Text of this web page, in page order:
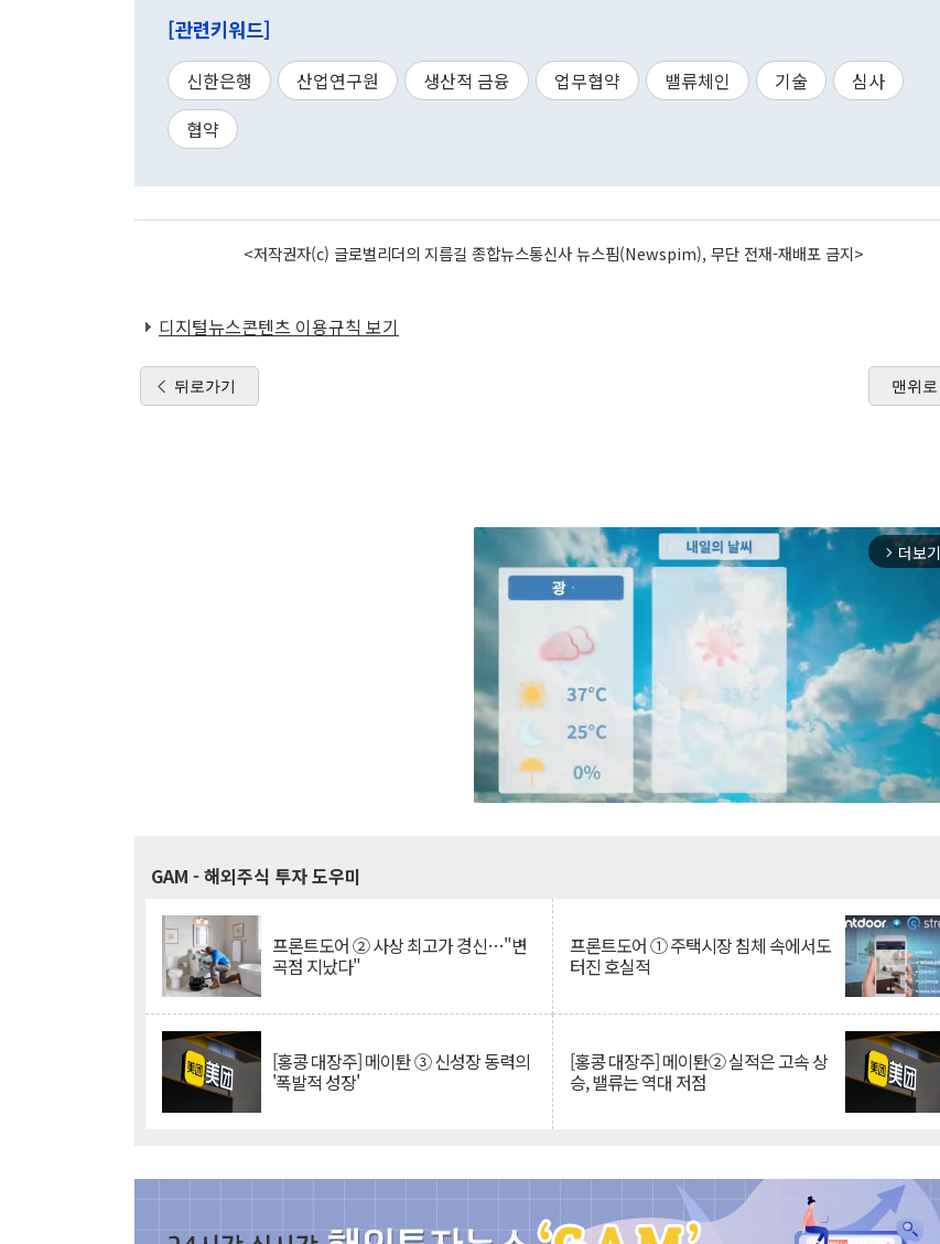
[관련키워드]
신한은행 산업연구원 생산적 금융 업무협약 밸류체인 기술
심사
협약
<저작권자(c) 글로벌리더의 지름길 종합뉴스통신사 뉴스핌(Newspim), 무단 전재-재배포 금지>
디지털뉴스콘텐츠 이용규칙 보기
뒤로가기 맨위로
arrow_forward_ios 더보기
GAM - 해외주식 투자 도우미
프론트도어 ② 사상 최고가 경신…"변
곡점 지났다"
프론트도어 ① 주택시장 침체 속에서도
터진 호실적
[홍콩 대장주] 메이퇀 ③ 신성장 동력의
'폭발적 성장'
[홍콩 대장주] 메이퇀② 실적은 고속 상
승, 밸류는 역대 저점